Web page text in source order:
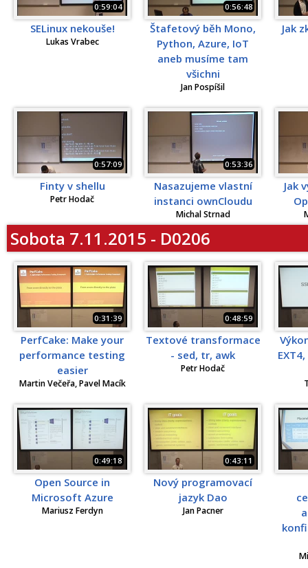
0:59:04
SELinux nekouše!
Lukas Vrabec
0:56:48
Štafetový běh Mono,
Python, Azure, IoT
aneb musíme tam
všichni
Jan Pospíšil
Jak
0:57:09
Finty v shellu
Petr Hodač
0:53:36
Nasazujeme vlastní
instanci ownCloudu
Michal Strnad
Jak
Sobota 7.11.2015 - D0206
0:31:39
PerfCake: Make your
performance testing
easier
Martin Večeřa, Pavel Macík
0:48:59
Textové transformace
- sed, tr, awk
Petr Hodač
EXT4,
0:49:18
Open Source in
Microsoft Azure
Mariusz Ferdyn
0:43:11
Nový programovací
jazyk Dao
Jan Pacner